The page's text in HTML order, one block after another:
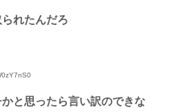
れたんだろ
と思ったら言い訳のできな